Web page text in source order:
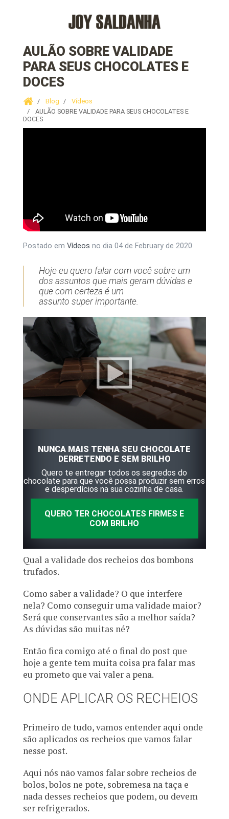
AULÃO SOBRE VALIDADE
PARA SEUS CHOCOLATES E
DOCES
Blog
Vídeos
AULÃO SOBRE VALIDADE PARA SEUS CHOCOLATES E
DOCES
Postado em Vídeos no dia 04 de February de 2020
Hoje eu quero falar com você sobre um
dos assuntos que mais geram dúvidas e
que com certeza é um
assunto super importante.
NUNCA MAIS TENHA SEU CHOCOLATE
DERRETENDO E SEM BRILHO
Quero te entregar todos os segredos do
chocolate para que você possa produzir sem erros
e desperdícios na sua cozinha de casa.
QUERO TER CHOCOLATES FIRMES E
COM BRILHO
Qual a validade dos recheios dos bombons
trufados.
Como saber a validade? O que interfere
nela? Como conseguir uma validade maior?
Será que conservantes são a melhor saída?
As dúvidas são muitas né?
Então fica comigo até o final do post que
hoje a gente tem muita coisa pra falar mas
eu prometo que vai valer a pena.
ONDE APLICAR OS RECHEIOS
Primeiro de tudo, vamos entender aqui onde
são aplicados os recheios que vamos falar
nesse post.
Aqui nós não vamos falar sobre recheios de
bolos, bolos ne pote, sobremesa na taça e
nada desses recheios que podem, ou devem
ser refrigerados.